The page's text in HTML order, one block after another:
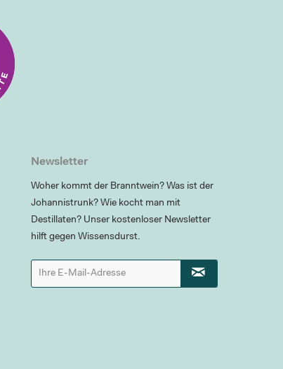
Newsletter
Woher kommt der Branntwein? Was ist der
Johannistrunk? Wie kocht man mit
Destillaten? Unser kostenloser Newsletter
hilft gegen Wissensdurst.